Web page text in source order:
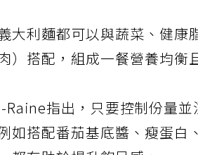
大利麵都可以與蔬菜、健
）搭配，組成一餐營養均衡
指出，只要控制份量並
如搭配番茄基底醬、瘦蛋